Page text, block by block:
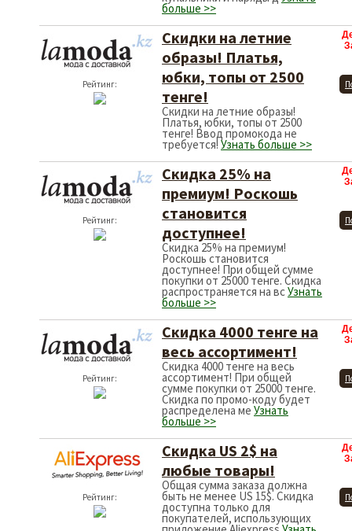
больше >>
Рейтинг:
Скидки на летние
образы! Платья,
юбки, топы от 2500
тенге!
Скидки на летние образы!
Платья, юбки, топы от 2500
тенге! Ввод промокода не
требуется! Узнать больше >>
Рейтинг:
Скидка 25% на
премиум! Роскошь
становится
доступнее!
Скидка 25% на премиум!
Роскошь становится
доступнее! При общей сумме
покупки от 25000 тенге. Скидка
распространяется на всУзнать
больше >>
Рейтинг:
Скидка 4000 тенге на
весь ассортимент!
Скидка 4000 тенге на весь
ассортимент! При общей
сумме покупки от 25000 тенге.
Скидка по промо-коду будет
распределена ме Узнать
больше >>
Рейтинг:
Скидка US 2$ на
любые товары!
Общая сумма заказа должна
быть не менее US 15$. Скидка
доступна только для
покупателей, использующих